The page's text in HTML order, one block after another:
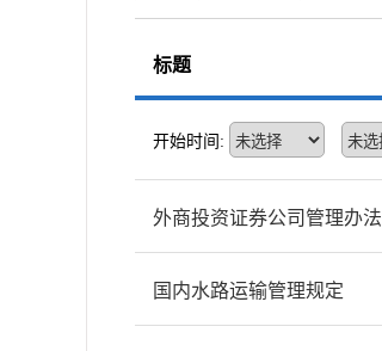
标题
开始时间:
外商投资证券公司管理办法
国内水路运输管理规定